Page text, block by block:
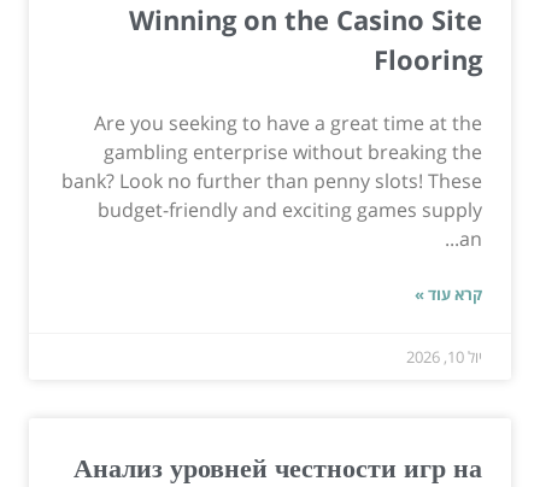
Winning on the Casino Site
Flooring
Are you seeking to have a great time at the
gambling enterprise without breaking the
bank? Look no further than penny slots! These
budget-friendly and exciting games supply
an...
קרא עוד »
יול 10, 2026
Анализ уровней честности игр на